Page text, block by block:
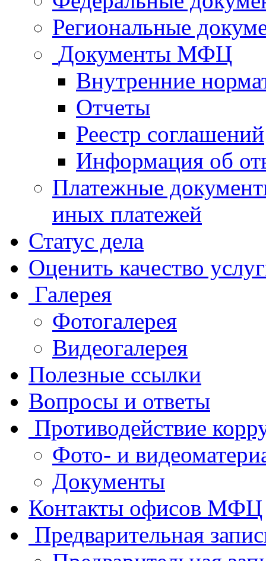
Региональные
Документы МФЦ
Внутренние
Отчеты
Реестр соглашений
Информация об
Платежные
иных платежей
Статус дела
Оценить качество
Галерея
Фотогалерея
Видеогалерея
Полезные ссылки
Вопросы и ответы
Противодействие
Фото- и
Документы
Контакты офисов МФЦ
Предварительная